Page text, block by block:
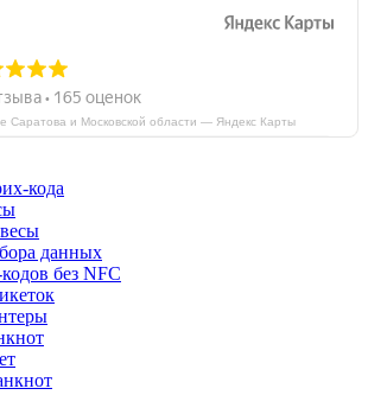
Саратова и Московской области — Яндекс Карты
кода
данных
без NFC